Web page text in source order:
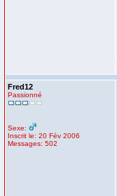
Fred12
Passionné
Sexe:
Inscrit le: 20 Fév 2006
Messages: 502